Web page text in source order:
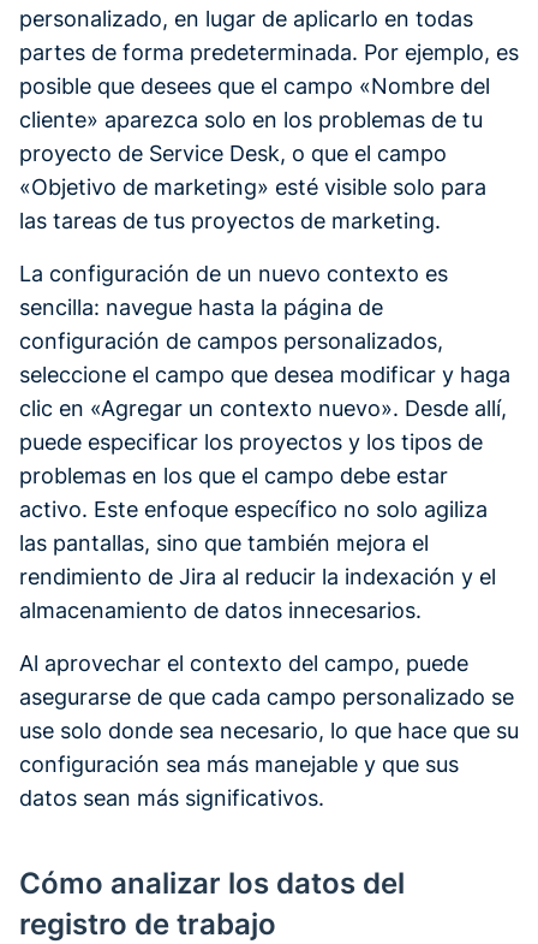
personalizado, en lugar de aplicarlo en todas
partes de forma predeterminada. Por ejemplo, es
posible que desees que el campo «Nombre del
cliente» aparezca solo en los problemas de tu
proyecto de Service Desk, o que el campo
«Objetivo de marketing» esté visible solo para
las tareas de tus proyectos de marketing.
La configuración de un nuevo contexto es
sencilla: navegue hasta la página de
configuración de campos personalizados,
seleccione el campo que desea modificar y haga
clic en «Agregar un contexto nuevo». Desde allí,
puede especificar los proyectos y los tipos de
problemas en los que el campo debe estar
activo. Este enfoque específico no solo agiliza
las pantallas, sino que también mejora el
rendimiento de Jira al reducir la indexación y el
almacenamiento de datos innecesarios.
Al aprovechar el contexto del campo, puede
asegurarse de que cada campo personalizado se
use solo donde sea necesario, lo que hace que su
configuración sea más manejable y que sus
datos sean más significativos.
Cómo analizar los datos del
registro de trabajo